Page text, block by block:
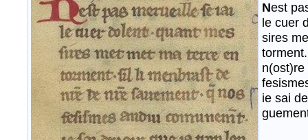
Nest
le cuer
sires
ie sai